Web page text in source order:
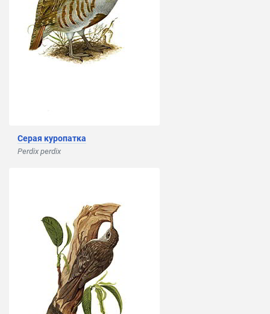
Серая куропатка
Perdix perdix